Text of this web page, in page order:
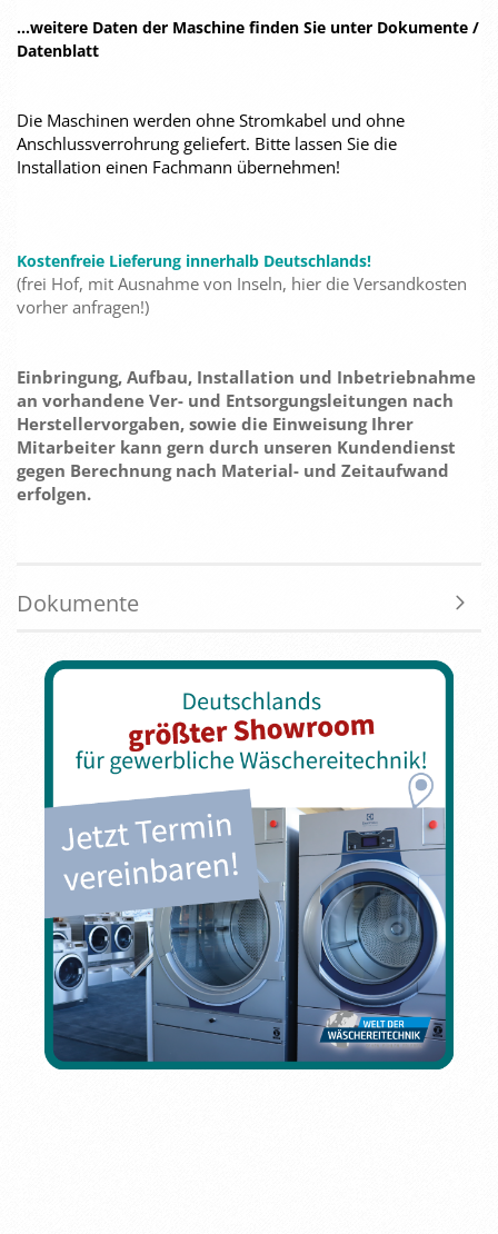
...weitere Daten der Maschine finden Sie unter Dokumente /
Datenblatt
Die Maschinen werden ohne Stromkabel und ohne
Anschlussverrohrung geliefert. Bitte lassen Sie die
Installation einen Fachmann übernehmen!
Kostenfreie Lieferung innerhalb Deutschlands!
(frei Hof, mit Ausnahme von Inseln, hier die Versandkosten
vorher anfragen!)
Einbringung, Aufbau, Installation und Inbetriebnahme
an vorhandene Ver- und Entsorgungsleitungen nach
Herstellervorgaben, sowie die Einweisung Ihrer
Mitarbeiter kann gern durch unseren Kundendienst
gegen Berechnung nach Material- und Zeitaufwand
erfolgen.
Dokumente